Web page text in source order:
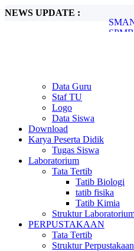
NEWS UPDATE :
Data Guru
Staf TU
Logo
Data Siswa
Download
Karya Peserta Didik
Tugas Siswa
Laboratorium
Tata Tertib
Tatib Biologi
tatib fisika
Tatib Kimia
Struktur
PERPUSTAKAAN
Tata Tertib
Struktur Perpustakaan